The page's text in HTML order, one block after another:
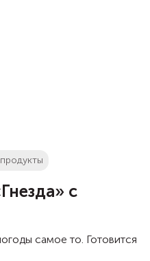
с
самое то. Готовится